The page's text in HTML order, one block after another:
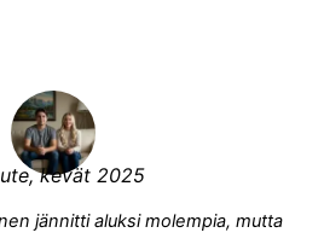
kevät 2025
jännitti aluksi molempia, mutta